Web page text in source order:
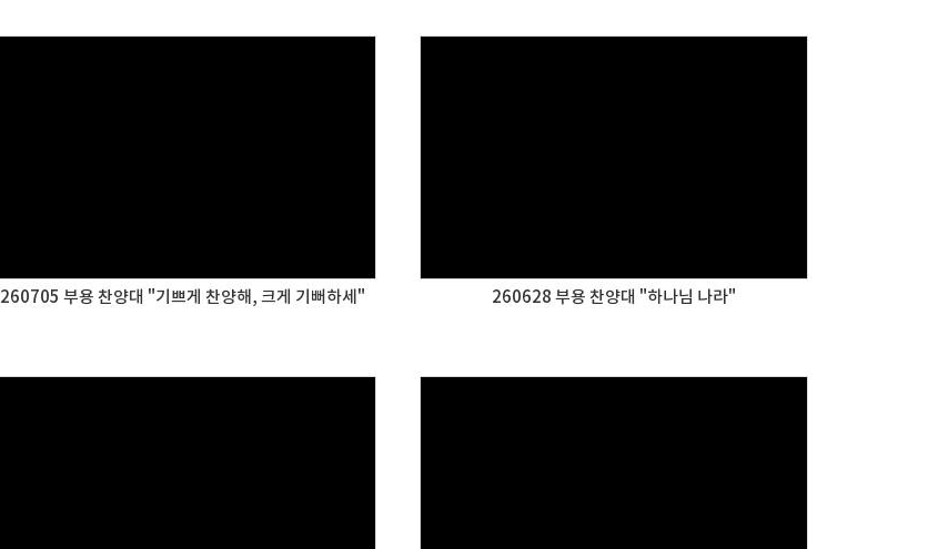
260705 부용 찬양대 "기쁘게 찬양해, 크게 기뻐하세" 260628 부용 찬양대 "하나님 나라"